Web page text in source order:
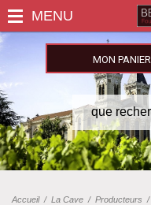
MON PANIER
Accueil/ La Cave / Producteurs /